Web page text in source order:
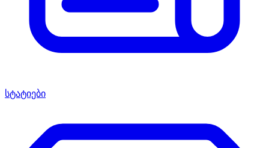
სტატიები